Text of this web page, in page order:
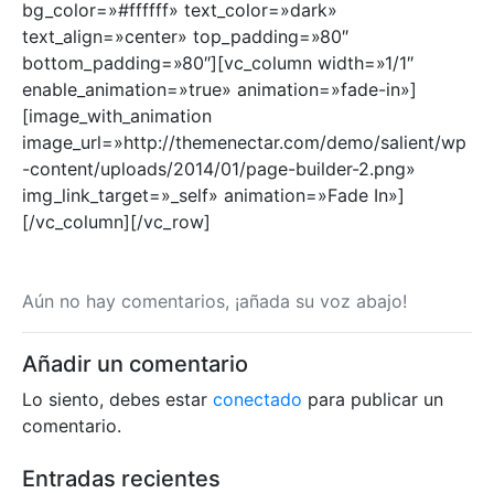
bg_color=»#ffffff» text_color=»dark»
text_align=»center» top_padding=»80″
bottom_padding=»80″][vc_column width=»1/1″
enable_animation=»true» animation=»fade-in»]
[image_with_animation
image_url=»http://themenectar.com/demo/salient/wp
-content/uploads/2014/01/page-builder-2.png»
img_link_target=»_self» animation=»Fade In»]
[/vc_column][/vc_row]
Aún no hay comentarios, ¡añada su voz abajo!
Añadir un comentario
Lo siento, debes estar conectado para publicar un
comentario.
Entradas recientes